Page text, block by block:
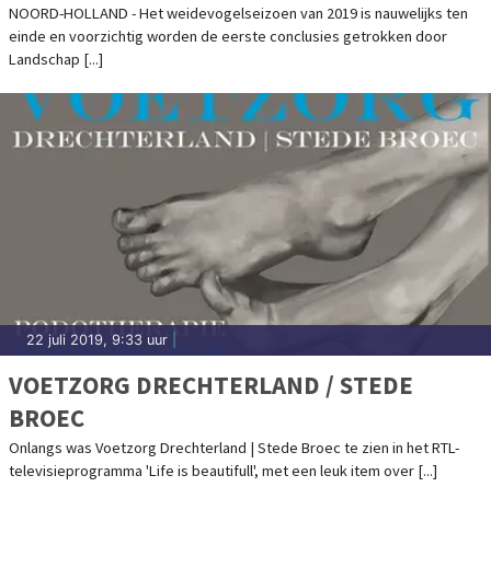
NOORD-HOLLAND - Het weidevogelseizoen van 2019 is nauwelijks ten
einde en voorzichtig worden de eerste conclusies getrokken door
Landschap [...]
22 juli 2019, 9:33 uur
VOETZORG DRECHTERLAND / STEDE
BROEC
Onlangs was Voetzorg Drechterland | Stede Broec te zien in het RTL-
televisieprogramma 'Life is beautifull', met een leuk item over [...]